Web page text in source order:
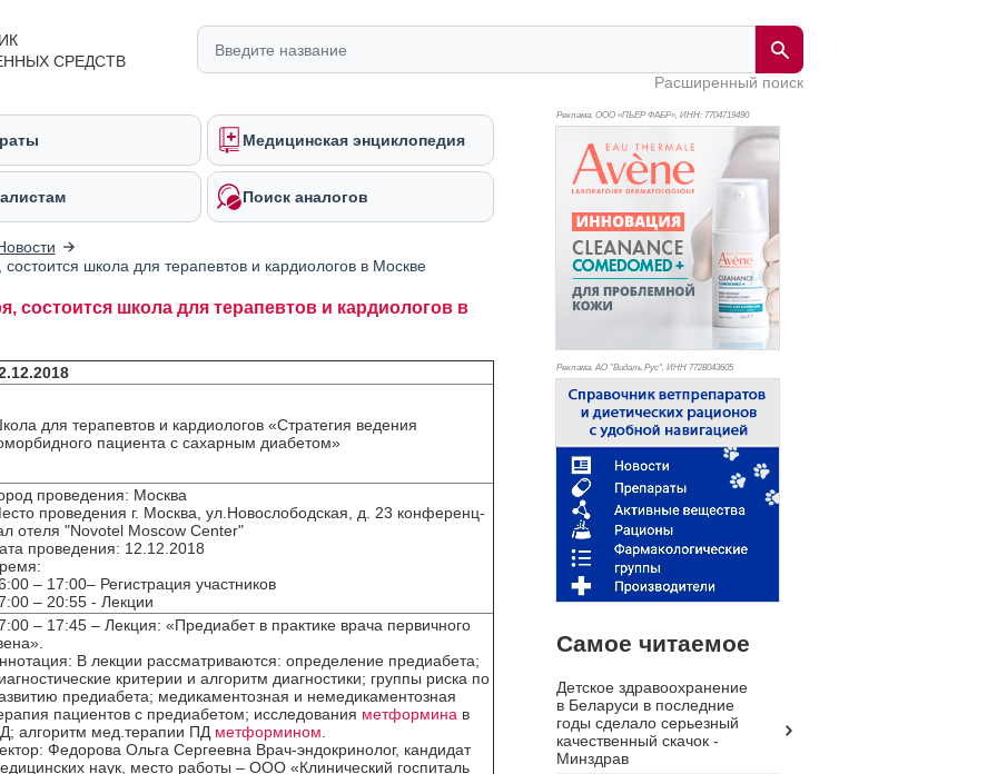
СРЕДСТВ
Расширенный поиск
Медицинская энциклопедия
Поиск аналогов
состоится школа для терапевтов и кардиологов в Москве
состоится школа для терапевтов и кардиологов в
для терапевтов и кардиологов «Стратегия ведения
пациента с сахарным диабетом»
проведения: Москва
проведения г. Москва, ул.Новослободская, д. 23 конференц-
отеля "Novotel Moscow Center"
проведения: 12.12.2018
– 17:00– Регистрация участников
– 20:55 - Лекции
– 17:45 – Лекция: «Предиабет в практике врача первичного
В лекции рассматриваются: определение предиабета;
критерии и алгоритм диагностики; группы риска по
предиабета; медикаментозная и немедикаментозная
пациентов с предиабетом; исследования метформина в
алгоритм мед.терапии ПД метформином
Федорова Ольга Сергеевна Врач-эндокринолог, кандидат
наук, место работы – ООО «Клинический госпиталь
Реклама. ООО «ПЬЕР ФАБР», ИНН: 7704719490
Реклама. АО "Видаль Рус", ИНН 7728043605
Самое читаемое
Детское здравоохранение
в Беларуси в последние
годы сделало серьезный
качественный скачок -
Минздрав